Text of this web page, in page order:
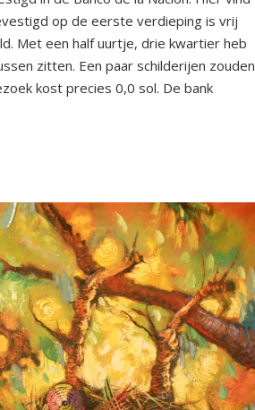
op de eerste verdieping is vrij
Met een half uurtje, drie kwartier heb
zitten. Een paar schilderijen zouden
kost precies 0,0 sol. De bank